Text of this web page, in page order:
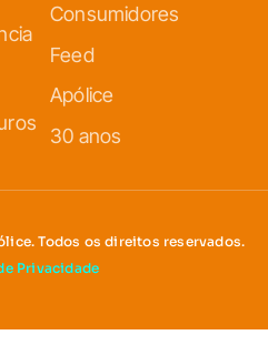
Consumidores
Feed
Apólice
30 anos
Todos os direitos reservados.
Privacidade